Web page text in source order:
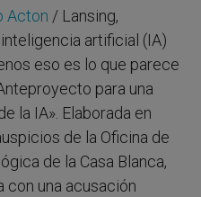
Acton / Lansing,
artificial (IA)
eso es lo que parece
para una
la IA». Elaborada en
de la Oficina de
de la Casa Blanca,
una acusación